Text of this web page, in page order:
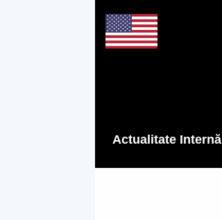
Actualitate Internă